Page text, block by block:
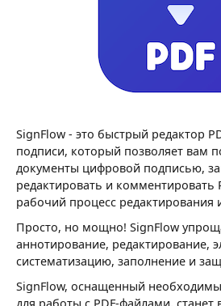
SignFlow - это быстрый редактор
подписи, который позволяет вам
документы цифровой подписью,
редактировать и
рабочий процесс редактирования
Просто, но мощно! SignFlow
аннотирование, редактирование,
систематизацию, заполнение и
SignFlow, оснащенный